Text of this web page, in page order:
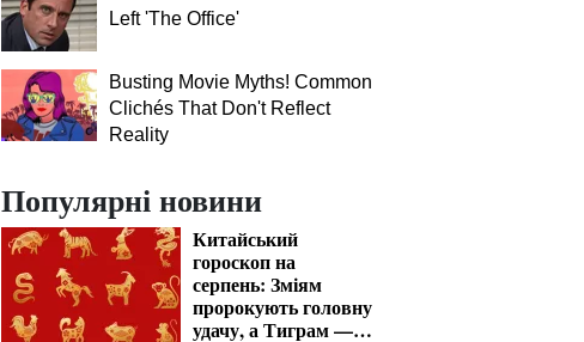
Left 'The Office'
Busting Movie Myths! Common
Clichés That Don't Reflect
Reality
Популярні новини
Китайський
гороскоп на
серпень: Зміям
пророкують головну
удачу, а Тиграм —